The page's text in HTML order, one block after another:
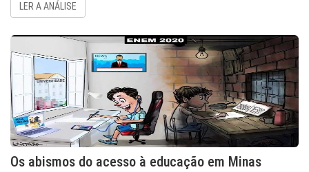
LER A ANÁLISE
Os abismos do acesso à educação em Minas